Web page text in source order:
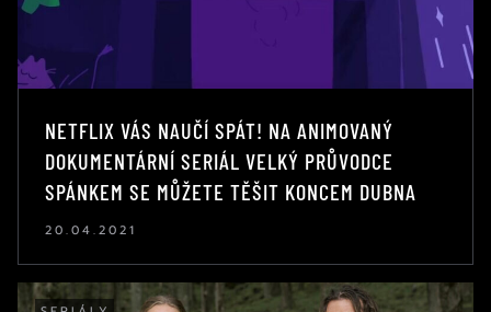
NETFLIX VÁS NAUČÍ SPÁT! NA ANIMOVANÝ
DOKUMENTÁRNÍ SERIÁL VELKÝ PRŮVODCE
SPÁNKEM SE MŮŽETE TĚŠIT KONCEM DUBNA
20.04.2021